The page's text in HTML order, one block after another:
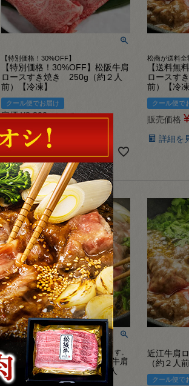
【特別価格！30%OFF】
【特別価格！30%OFF】松阪牛肩
ロースすき焼き 250g（約２人
前）【冷凍】
クール便でお届け
定価 ¥8,800のところ
販売価格 ¥ 6,160
詳細を見る
松商が送料全
【送料無
ロースす
前）【冷凍
クール便で
販売価格
詳細を
松商が送料全額負担させていただきます。
【送料無料】お試し用！松阪牛肩
ロースすき焼き 250ｇ（２人
前）【冷凍】
近江牛肩
（約２人
クール便で